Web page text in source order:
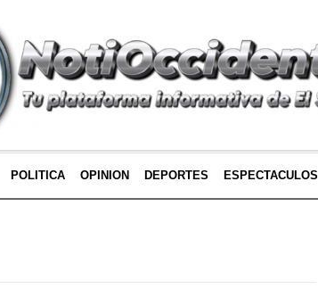
POLITICA OPINION DEPORTES ESPECTACULOS